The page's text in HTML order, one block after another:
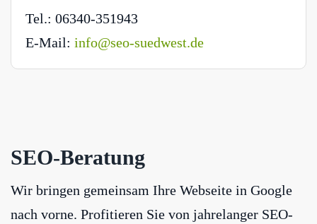
Tel.: 06340-351943
E-Mail: info@seo-suedwest.de
SEO-Beratung
Wir bringen gemeinsam Ihre Webseite in Google
nach vorne. Profitieren Sie von jahrelanger SEO-